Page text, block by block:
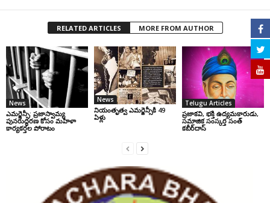
RELATED ARTICLES MORE FROM AUTHOR
News
ఎమర్జెన్సీ: ప్రజాస్వామ్య
పునరుద్ధరణ కోసం మహిళా
కార్యకర్తల పోరాటం
News
నియంతృత్వ ఎమర్జెన్సీకి 49
ఏళ్లు
Telugu Articles
ప్రజాకవి, భక్తి ఉద్యమకారుడు,
సమాజిక సంస్కర్త సంత్‌
కబీర్‌దాస్‌